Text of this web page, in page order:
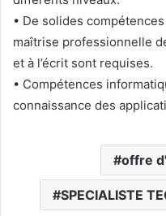
• De solides
maîtrise professionnelle
et à l’écrit sont requises.
• Compétences
connaissance des
offre
SPECIALISTE